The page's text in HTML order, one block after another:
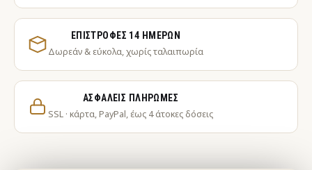
ΕΠΙΣΤΡΟΦΈΣ 14 ΗΜΕΡΏΝ
Δωρεάν & εύκολα, χωρίς ταλαιπωρία
ΑΣΦΑΛΕΊΣ ΠΛΗΡΩΜΈΣ
SSL · κάρτα, PayPal, έως 4 άτοκες δόσεις